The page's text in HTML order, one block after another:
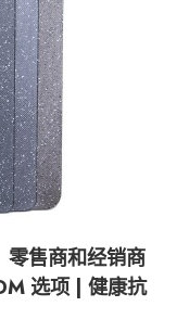
零售商和经销商
选项 | 健康抗